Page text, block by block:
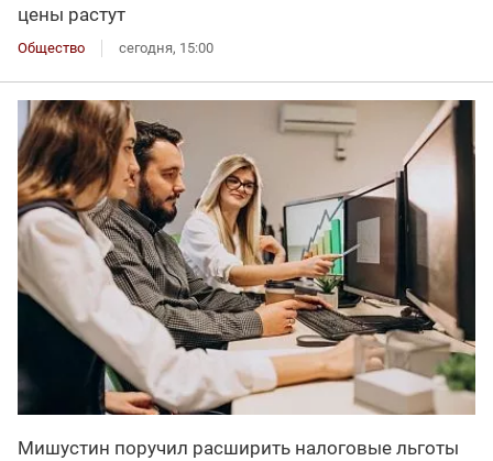
цены растут
Общество сегодня, 15:00
Мишустин поручил расширить налоговые льготы